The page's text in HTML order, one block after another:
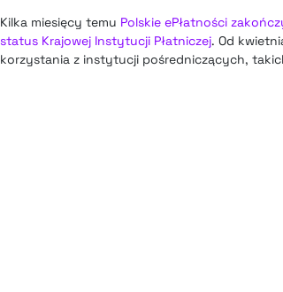
Kilka miesięcy temu Polskie ePłatności
status Krajowej Instytucji Płatniczej. Od
korzystania z instytucji pośredniczących,